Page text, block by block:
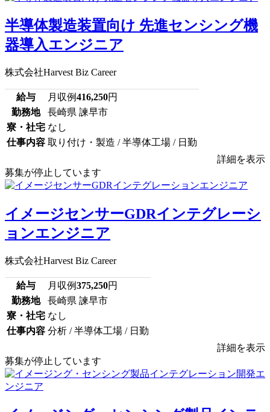
半導体製造装置向け 先進センシング機
器導入エンジニア
株式会社Harvest Biz Career
給与 月収例416,250円
勤務地
長崎県 諫早市
寮・社宅 なし
仕事内容 取り付け・製造 / 半導体工場 / 日勤
詳細を表示
募集が停止しています
イメージセンサーGDRインテグレーシ
ョンエンジニア
株式会社Harvest Biz Career
給与 月収例375,250円
勤務地
長崎県 諫早市
寮・社宅 なし
仕事内容 分析 / 半導体工場 / 日勤
詳細を表示
募集が停止しています